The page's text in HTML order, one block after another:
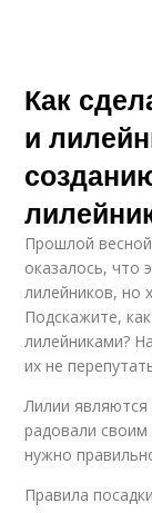
Как
и
Прошлой
оказалось, что
лилейников, но
Подскажите,
лилейниками?
их не
Лилии
радовали
нужно
Правила